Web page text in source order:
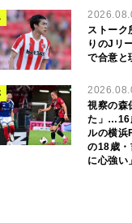
ストーク
りのJリ
で合意と
視察の森
た」…16
ルの横浜
の18歳・
に心強い」